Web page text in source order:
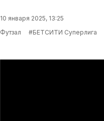
10 января 2025, 13:25
Футзал
#БЕТСИТИ Суперлига